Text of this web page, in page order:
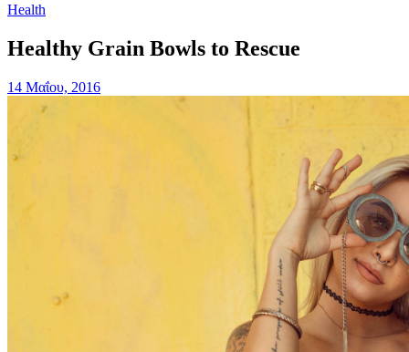
Health
Healthy Grain Bowls to Rescue
14 Μαΐου, 2016